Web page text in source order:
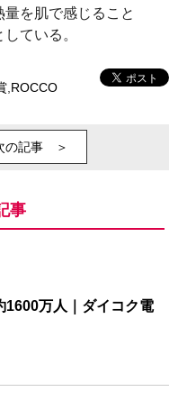
を肌で感じること
ている。
ROCCO
の記事 ＞
事
1600万人｜ダイコク電